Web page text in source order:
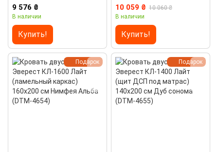
(ламельный каркас) 140х200
см Нимфея Альба (DTM-4652)
9 576 ₴
В наличии
Купить!
(ламельный каркас) 160х200
см Дуб сонома (DTM-4653)
10 059 ₴ 10 060 ₴
В наличии
Купить!
Подарок Подарок